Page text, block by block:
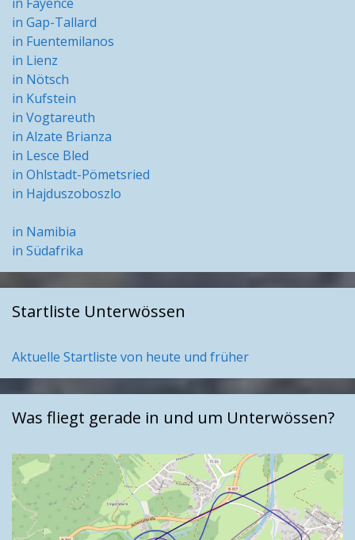
in Gap-Tallard
in Fuentemilanos
in Lienz
in Nötsch
in Kufstein
in Vogtareuth
in Alzate Brianza
in Lesce Bled
in Ohlstadt-Pömetsried
in Hajduszoboszlo
in Namibia
in Südafrika
Startliste Unterwössen
Aktuelle Startliste von heute und früher
Was fliegt gerade in und um Unterwössen?